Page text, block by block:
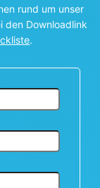
rund um unser
den Downloadlink
.